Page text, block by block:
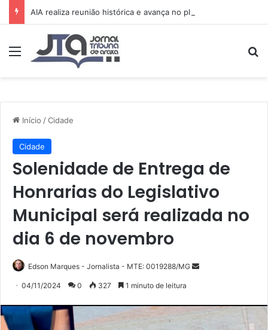
Menu
Início /Cidade
Cidade
Solenidade de Entrega de
Honrarias do Legislativo
Municipal será realizada no
dia 6 de novembro
Edson Marques - Jornalista - MTE: 0019288/MG
Mande
mail
04/11/2024 0 327 1 minuto de leitura